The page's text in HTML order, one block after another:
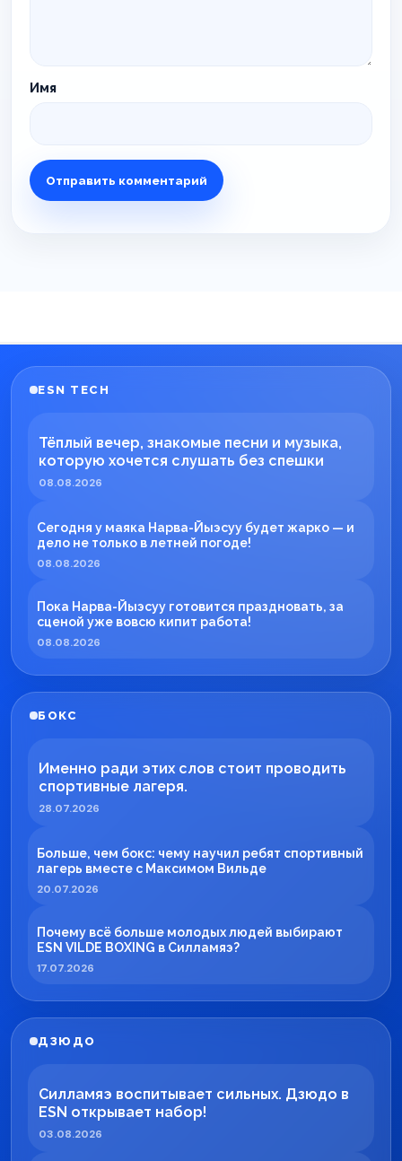
Имя
ESN TECH
Тёплый вечер, знакомые песни и музыка,
которую хочется слушать без спешки
08.08.2026
Сегодня у маяка Нарва-Йыэсуу будет жарко — и
дело не только в летней погоде!
08.08.2026
Пока Нарва-Йыэсуу готовится праздновать, за
сценой уже вовсю кипит работа!
08.08.2026
БОКС
Именно ради этих слов стоит проводить
спортивные лагеря.
28.07.2026
Больше, чем бокс: чему научил ребят спортивный
лагерь вместе с Максимом Вильде
20.07.2026
Почему всё больше молодых людей выбирают
ESN VILDE BOXING в Силламяэ?
17.07.2026
ДЗЮДО
Силламяэ воспитывает сильных. Дзюдо в
ESN открывает набор!
03.08.2026